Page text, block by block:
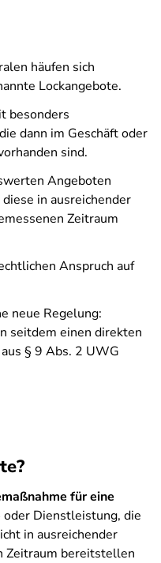
häufen sich
Lockangebote.
besonders
dann im Geschäft oder
sind.
Angeboten
in ausreichender
Zeitraum
Anspruch auf
neue Regelung:
seitdem einen direkten
§ 9 Abs. 2 UWG
für eine
oder Dienstleistung, die
in ausreichender
Zeitraum bereitstellen